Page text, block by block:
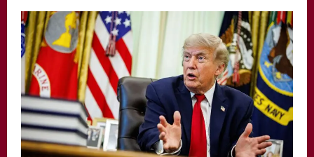
i
g
a
t
i